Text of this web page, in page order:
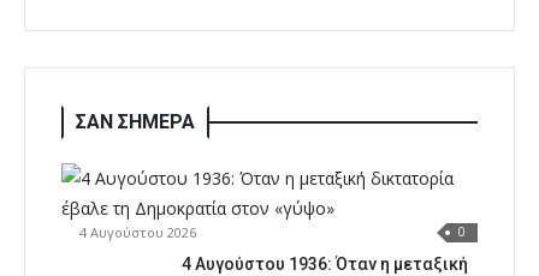
ΣΑΝ ΣΗΜΕΡΑ
4 Αυγούστου 2026 0
4 Αυγούστου 1936: Όταν η μεταξική